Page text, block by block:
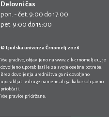
Delovni čas
pon. - čet. 9:00 do 17:00
pet. 9:00 do 15:00
© Ljudska univerza Črnomelj 2026
Vse gradivo, objavljeno na www.zik-crnomelj.eu , je
dovoljeno uporabljati le za svoje osebne potrebe.
Brez dovoljenja uredništva ga ni dovoljeno
uporabljati v druge namene ali ga kakorkoli javno
priobčati.
Vse pravice pridržane.